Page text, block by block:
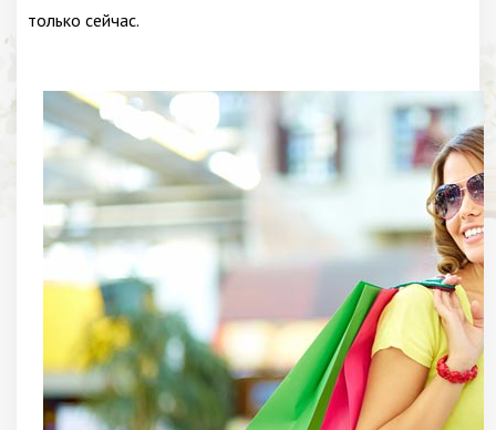
только сейчас.